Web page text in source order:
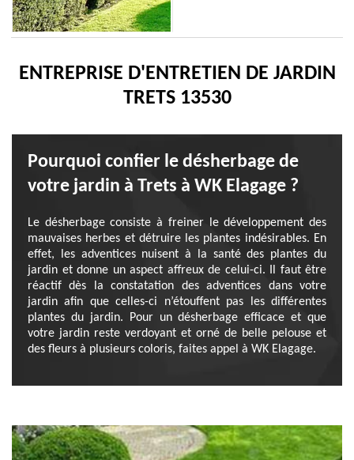
ENTREPRISE D'ENTRETIEN DE JARDIN
TRETS 13530
Pourquoi confier le désherbage de
votre jardin à Trets à WK Elagage ?
Le désherbage consiste à freiner le développement des
mauvaises herbes et détruire les plantes indésirables. En
effet, les adventices nuisent à la santé des plantes du
jardin et donne un aspect affreux de celui-ci. Il faut être
réactif dès la constatation des adventices dans votre
jardin afin que celles-ci n’étouffent pas les différentes
plantes du jardin. Pour un désherbage efficace et que
votre jardin reste verdoyant et orné de belle pelouse et
des fleurs à plusieurs coloris, faites appel à WK Elagage.